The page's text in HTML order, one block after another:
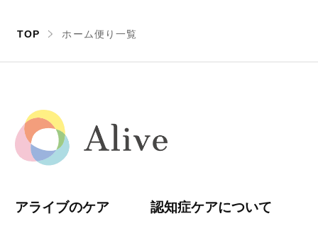
TOP ホーム便り一覧
アライブのケア 認知症ケアについて